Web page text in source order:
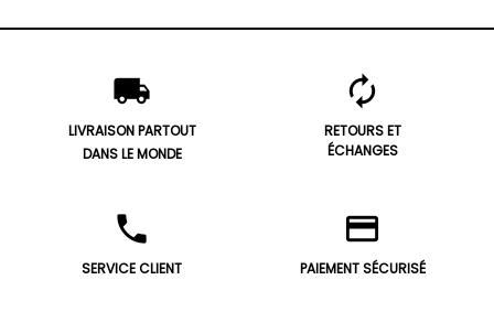
local_shipping
LIVRAISON PARTOUT
DANS LE MONDE
autorenew
RETOURS ET
ÉCHANGES
phone
SERVICE CLIENT
credit_card
PAIEMENT SÉCURISÉ